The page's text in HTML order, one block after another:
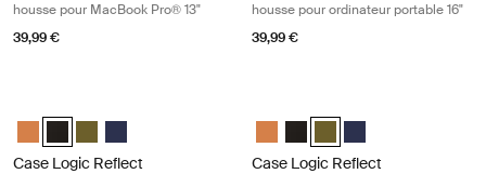
housse pour MacBook Pro® 13"
39,99 €
housse pour ordinateur portable 16"
39,99 €
Case Logic Reflect 16" Laptop Sleeve Luscious Orange
Case Logic Reflect 16" Laptop Sleeve Noir (selected)
Case Logic Reflect 16" Laptop Sleeve Capulet Olive/Green
Case Logic Reflect 16" Laptop Sleeve Dark Blue
Case Logic Reflect
Case Logic Reflect 16" Laptop
Case Logic Reflect 16"
Case Logic Reflect 16"
Case Logic Reflect
Case Logic Reflect